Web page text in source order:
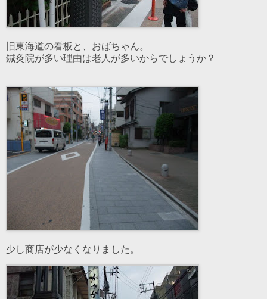
旧東海道の看板と、おばちゃん。
鍼灸院が多い理由は老人が多いからでしょうか？
少し商店が少なくなりました。